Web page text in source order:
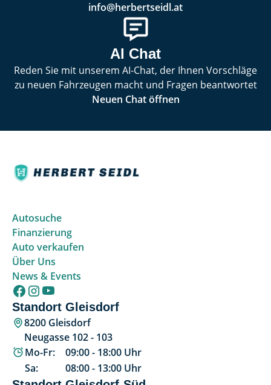
info@herbertseidl.at
AI Chat
Reden Sie mit unserem AI-Chat, der Ihnen Vorschläge
zu neuen Fahrzeugen macht und Fragen beantwortet
Neuen Chat öffnen
Autosuche
Finanzierung
Auto verkaufen
Über Uns
News & Events
Standort Gleisdorf
8200 Gleisdorf
Neugasse 102 - 103
Mo-Fr:
09:00- 18:00 Uhr
Sa:
08:00- 13:00 Uhr